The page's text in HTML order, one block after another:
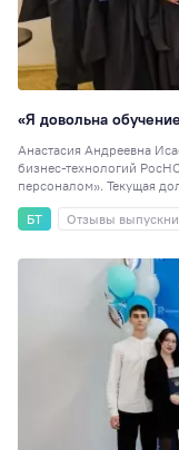
«Я довольна
Анастасия Андреевна
бизнес-технологий
персоналом». Текущая
БТ
Отзывы